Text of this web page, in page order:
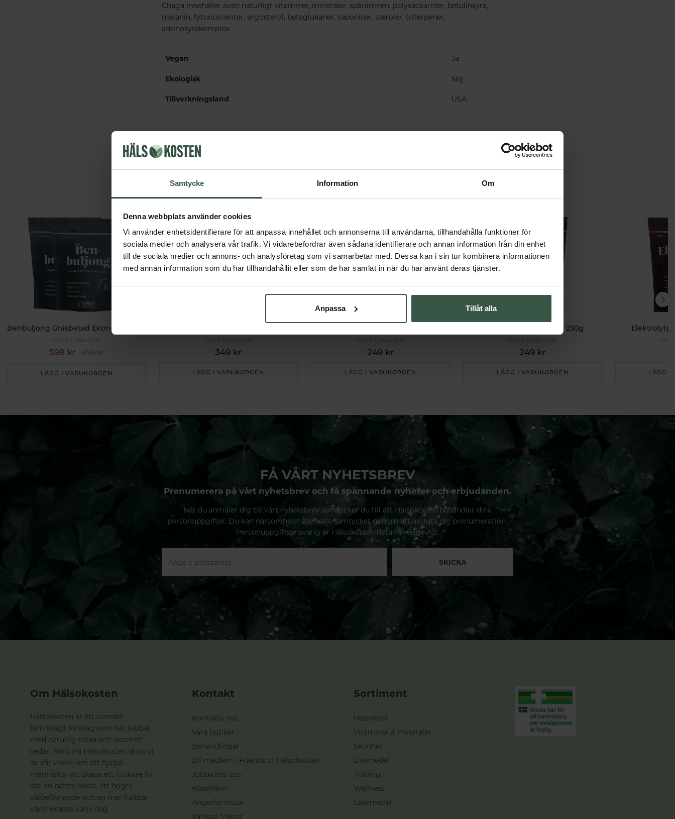
Samtycke Information Om
Denna webbplats använder cookies
Vi använder enhetsidentifierare för att anpassa innehållet och annonserna till användarna, tillhandahålla funktioner för
sociala medier och analysera vår trafik. Vi vidarebefordrar även sådana identifierare och annan information från din enhet
till de sociala medier och annons- och analysföretag som vi samarbetar med. Dessa kan i sin tur kombinera informationen
med annan information som du har tillhandahållit eller som de har samlat in när du har använt deras tjänster.
Anpassa Tillåt alla
Chaga innehåller även naturligt vitaminer, mineraler, spårämnen, polysackarider, betulinsyra,
melanin, fytonutrienter, ergosterol, betaglukaner, saponiner, steroler, triterpener,
aminosyrakomplex.
Vegan Ja
Ekologisk Nej
Tillverkningsland USA
Andra köpte också
Great Essentials
598 kr 698 kr
LÄGG I VARUKORGEN
349 kr
LÄGG I VARUKORGEN
249 kr
LÄGG I VARUKORGEN
Elektrolytpulver Citron 250g
249 kr
LÄGG I VARUKORGEN LÄGG I
FÅ VÅRT NYHETSBREV
Prenumerera på vårt nyhetsbrev och få spännande nyheter och erbjudanden.
När du anmäler dig till vårt nyhetsbrev samtycker du till att Hälsokosten behandlar dina
personuppgifter. Du kan närsomhelst återkalla samtycket genom att avsluta din prenumeration.
Personuppgiftsansvarig är Hälsokosten Retail Sverige AB.
SKICKA
Om Hälsokosten
Hälsokosten är ett svenskt
familjeägt företag som har jobbat
med naturlig hälsa och skönhet
sedan 1980. På Hälsokosten drivs vi
av vår vision om att hjälpa
människor att skapa ett friskare liv
där en bättre hälsa, ett högre
välbefinnande och en mer hållbar
värld skapas varje dag.
Kontakt
Kontakta oss
Våra butiker
Behandlingar
Bli medlem i Friends of Hälsokosten
Jobba hos oss
Köpvillkor
Ångerformulär
Vanliga frågor
Sortiment
Hälsokost
Vitaminer & mineraler
Skönhet
Livsmedel
Träning
Wellness
Läkemedel